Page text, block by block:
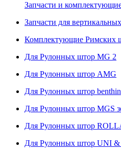
Запчасти и
Запчасти для
Комплектующие Римских
Для Рулонных штор MG 2
Для Рулонных штор AMG
Для Рулонных штор benthin
Для Рулонных штор MGS
Для Рулонных штор
Для Рулонных штор UNI